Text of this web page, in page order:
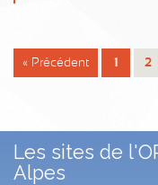
« Précédent 1 2
Les sites de
Alpes